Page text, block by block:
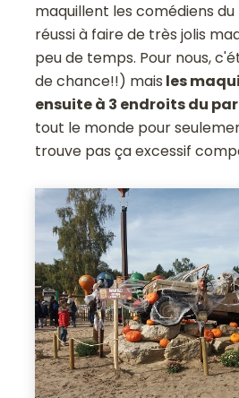
maquillent les comédiens
réussi à faire de très jolis
peu de temps. Pour nous,
de chance!!) mais les
ensuite à 3 endroits du
tout le monde pour
trouve pas ça excessif